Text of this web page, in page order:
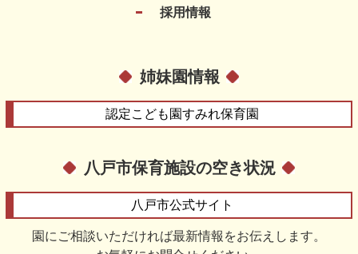
採用情報
姉妹園情報
認定こども園すみれ保育園
八戸市保育施設の空き状況
八戸市公式サイト
園にご相談いただければ最新情報をお伝えします。